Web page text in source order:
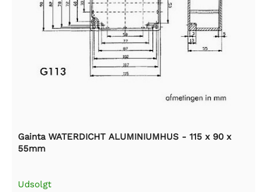
Gainta WATERDICHT ALUMINIUMHUS - 115 x 90 x
55mm
Udsolgt